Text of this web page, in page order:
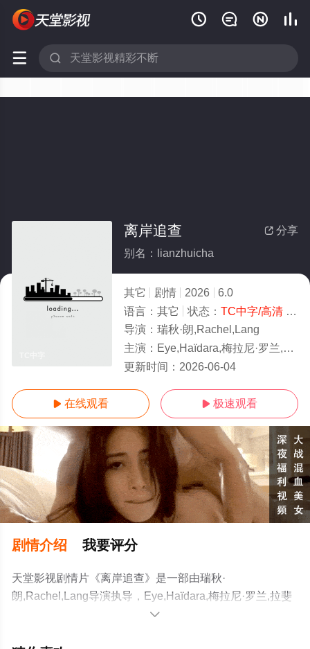
   
 
 分享
离岸追查
别名：lianzhuicha
其它 剧情 2026
6.0
语言： 其它 状态： TC中字/高清- 免费在线观看
导演： 瑞秋·朗,Rachel,Lang
主演： Eye,Haïdara,梅拉尼·罗兰,拉斐尔·佩尔索纳,约瑟芬·约比
更新时间： 2026-06-04
 在线观看  极速观看
剧情介绍 我要评分
天堂影视剧情片《离岸追查》是一部由瑞秋·
朗,Rachel,Lang导演执导，Eye,Haïdara,梅拉尼·罗兰,拉斐
尔·佩尔索纳,约瑟芬·约比等演员精彩演绎的其它电影，手机
